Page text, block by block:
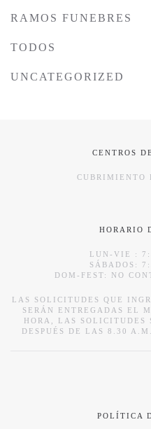
RAMOS FUNEBRES
TODOS
UNCATEGORIZED
CENTROS
CUBRIMIENTO
HORARIO
LUN-VIE :
SÁBADOS:
DOM-FEST: NO
LAS SOLICITUDES QUE
SERÁN ENTREGADAS EL
HORA, LAS SOLICITUDES
DESPUÉS DE LAS 8.30
POLÍTICA